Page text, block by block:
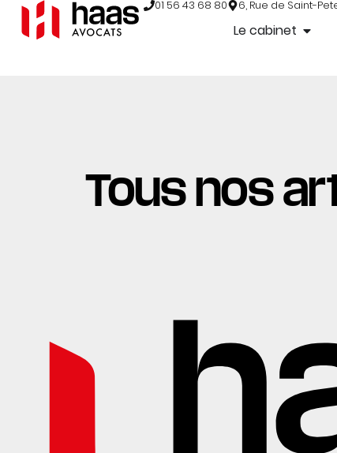
01 56 43 68 80 6, Rue de Saint-
Le cabinet
Tous nos